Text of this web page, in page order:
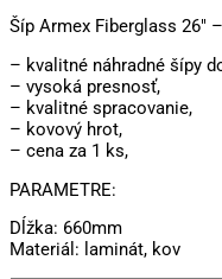
Šíp Armex Fiberglass 26″
– kvalitné náhradné šípy
– vysoká presnosť,
– kvalitné spracovanie,
– kovový hrot,
– cena za 1 ks,
PARAMETRE:
Dĺžka: 660mm
Materiál: laminát, kov